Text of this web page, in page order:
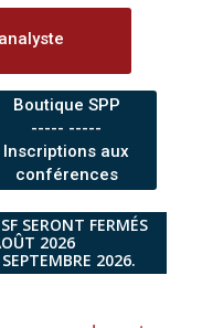
Boutique SPP
----- -----
Inscriptions aux
conférences
SERONT FERMÉS
2026
2026.